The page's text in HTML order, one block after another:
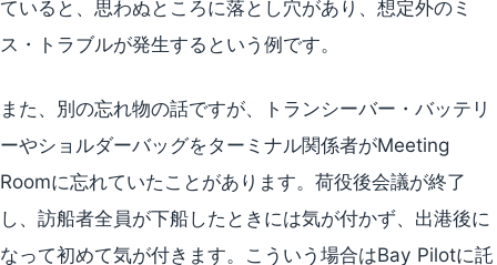
ていると、思わぬところに落とし穴があり、想定外のミ
ス・トラブルが発生するという例です。
また、別の忘れ物の話ですが、トランシーバー・バッテリ
ーやショルダーバッグをターミナル関係者がMeeting
Roomに忘れていたことがあります。荷役後会議が終了
し、訪船者全員が下船したときには気が付かず、出港後に
なって初めて気が付きます。こういう場合はBay Pilotに託